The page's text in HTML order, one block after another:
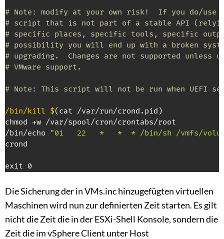
# Note: modify at your own risk!  If you do/use
# script that is not part of a stable API
# specific places, specific tools, specific
# possibility you will end up with a broken
# upgrading.  Changes are not supported unless
# VMware support.
# Note: This script will not be run when UEFI
/bin/kill $(cat /var/run/crond.pid)
chmod +w /var/spool/cron/crontabs/root
/bin/echo
"01   22   *   *  * /bin/sh /vmfs/volumes/
crond
exit 0
Die Sicherung der in VMs.inc hinzugefügten virtuellen
Maschinen wird nun zur definierten Zeit starten. Es gilt
nicht die Zeit die in der ESXi-Shell Konsole, sondern die
Zeit die im vSphere Client unter Host